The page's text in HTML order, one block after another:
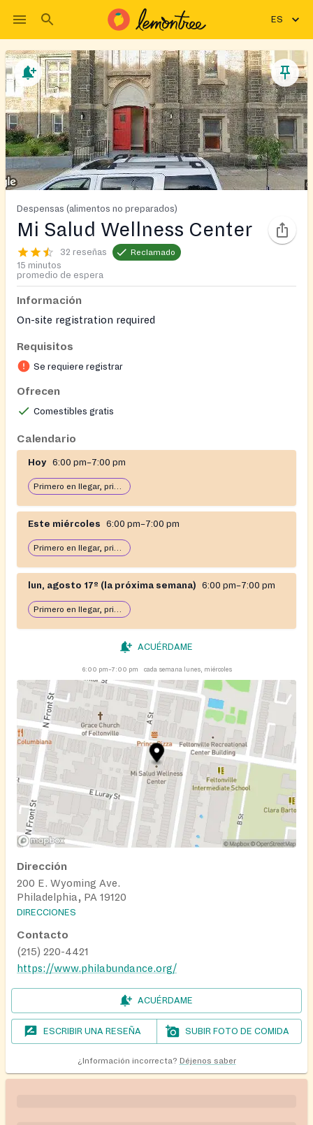
ES
Despensas (alimentos no preparados)
Mi Salud Wellness Center
32 reseñas Reclamado
15 minutos
promedio de espera
Información
On-site registration required
Requisitos
Se requiere registrar
Ofrecen
Comestibles gratis
Calendario
Hoy 6:00 pm–7:00 pm
Este miércoles 6:00 pm–7:00 pm
lun, agosto 17º (la próxima semana) 6:00 pm–7:00 pm
ACUÉRDAME
6:00 pm–7:00 pm cada semana lunes, miércoles
Dirección
200 E. Wyoming Ave.
Philadelphia, PA 19120
DIRECCIONES
Contacto
(215) 220-4421
https://www.philabundance.org/
ACUÉRDAME
ESCRIBIR UNA RESEÑA SUBIR FOTO DE COMIDA
¿Información incorrecta? Déjenos saber